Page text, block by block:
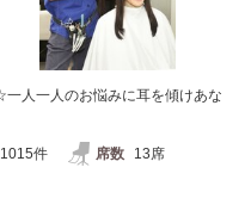
人一人のお悩みに耳を傾けあな
1015件 席数 13席